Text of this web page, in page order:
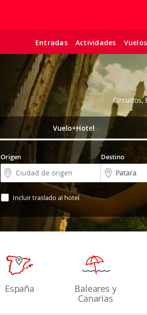
Entradas Actividades Vuelos
Circuitos,
Vuelo+Hotel
Origen Destino
Incluir traslado al hotel
España
Baleares y
Canarias